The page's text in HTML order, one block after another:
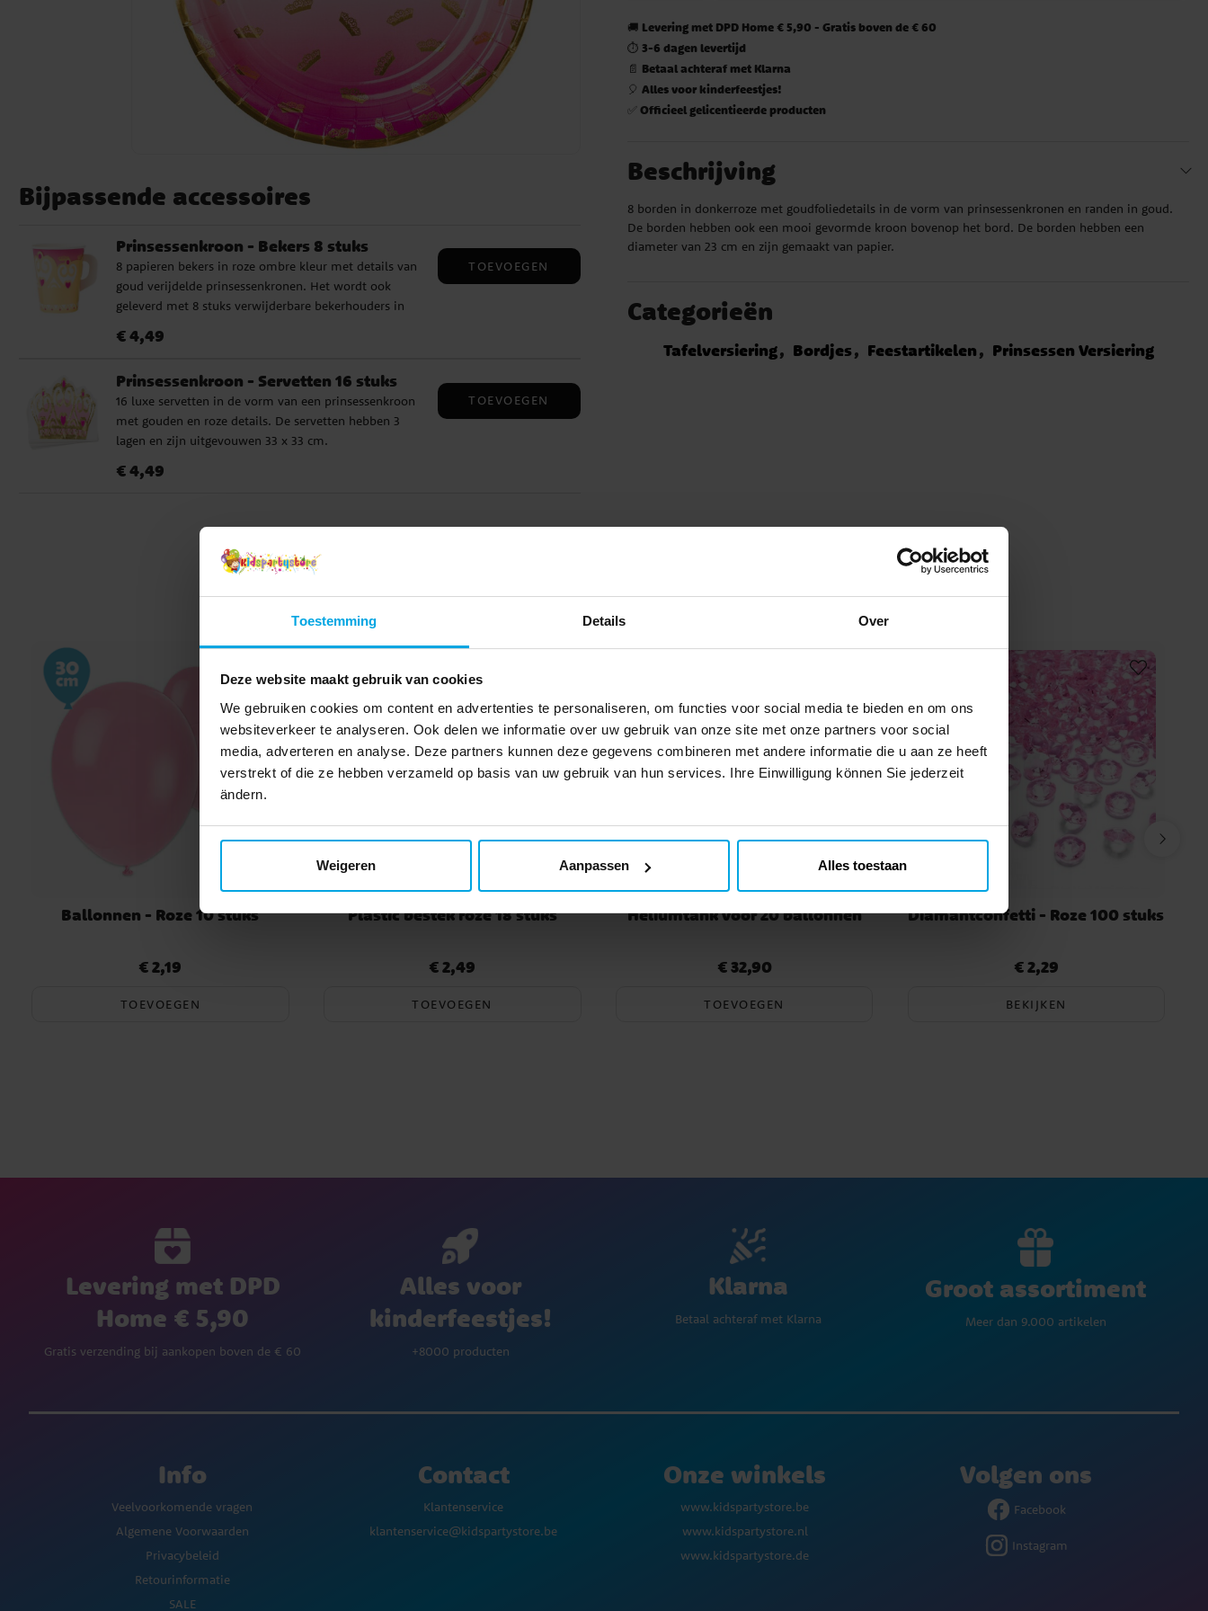
Toestemming Details Over
Deze website maakt gebruik van cookies
We gebruiken cookies om content en advertenties te personaliseren, om functies voor social media te bieden en om ons
websiteverkeer te analyseren. Ook delen we informatie over uw gebruik van onze site met onze partners voor social
media, adverteren en analyse. Deze partners kunnen deze gegevens combineren met andere informatie die u aan ze heeft
verstrekt of die ze hebben verzameld op basis van uw gebruik van hun services. Ihre Einwilligung können Sie jederzeit
ändern.
Weigeren Aanpassen Alles toestaan
Bijpassende accessoires
Prinsessenkroon - Bekers 8 stuks
8 papieren bekers in roze ombre kleur met details van
goud verijdelde prinsessenkronen. Het wordt ook
geleverd met 8 stuks verwijderbare bekerhouders in
bekers zijn 9 cm hoog en hebben een inhoud van 250
Prijs :€ 4,49
€ 4,49
TOEVOEGEN
Prinsessenkroon - Servetten 16 stuks
16 luxe servetten in de vorm van een prinsessenkroon
met gouden en roze details. De servetten hebben 3
lagen en zijn uitgevouwen 33 x 33 cm.
Prijs :€ 4,49
€ 4,49
TOEVOEGEN
🚚 Levering met DPD Home € 5,90 - Gratis boven de € 60
⏱️3-6 dagen levertijd
📄 Betaal achteraf met Klarna
🎈Alles voor kinderfeestjes!
✅Officieel gelicentieerde producten
Beschrijving
8 borden in donkerroze met goudfoliedetails in de vorm van prinsessenkronen en randen in goud.
De borden hebben ook een mooi gevormde kroon bovenop het bord. De borden hebben een
diameter van 23 cm en zijn gemaakt van papier.
Categorieën
Tafelversiering Bordjes Feestartikelen Prinsessen Versiering
Ballonnen - Roze 10 stuks
Prijs:€ 2,19
€ 2,19
TOEVOEGEN
Plastic bestek roze 18 stuks
Prijs:€ 2,49
€ 2,49
TOEVOEGEN
Heliumtank voor 20 ballonnen
Prijs:€ 32,90
€ 32,90
TOEVOEGEN
Diamantconfetti - Roze 100 stuks
Prijs :€ 2,29
€ 2,29
BEKIJKEN
Levering met DPD
Home € 5,90
Gratis verzending bij aankopen boven de € 60
Alles voor
kinderfeestjes!
+8000 producten
Klarna
Betaal achteraf met Klarna
Groot assortiment
Meer dan 9.000 artikelen
Info
Veelvoorkomende vragen
Algemene Voorwaarden
Privacybeleid
Retourinformatie
SALE
Contact
Klantenservice
klantenservice@kidspartystore.be
Onze winkels
www.kidspartystore.be
www.kidspartystore.nl
www.kidspartystore.de
Volgen ons
Facebook
Instagram